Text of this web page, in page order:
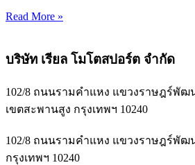
Read More »
บริษัท เรียล โมโตสปอร์ต จำกัด
102/8 ถนนรามคำแหง แขวงราษฎร์พัฒ
เขตสะพานสูง กรุงเทพฯ 10240
102/8 ถนนรามคำแหง แขวงราษฎร์พัฒ
กรุงเทพฯ 10240